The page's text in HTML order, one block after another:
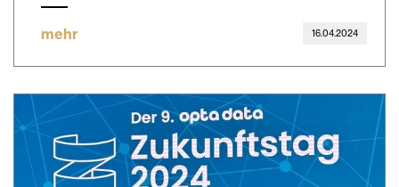
mehr 16.04.2024